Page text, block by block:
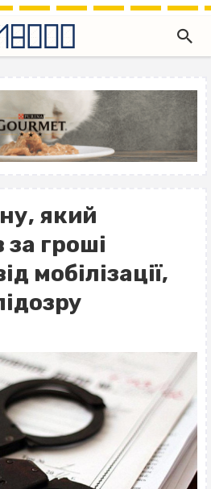
який
гроші
мобілізації,